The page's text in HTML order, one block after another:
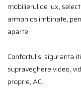
mobilierul de lux,
armonios imbinate,
aparte.
Confortul si siguranta
supraveghere video,
proprie, AC.